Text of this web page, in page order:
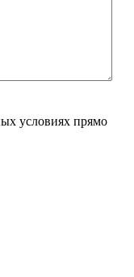
условиях прямо